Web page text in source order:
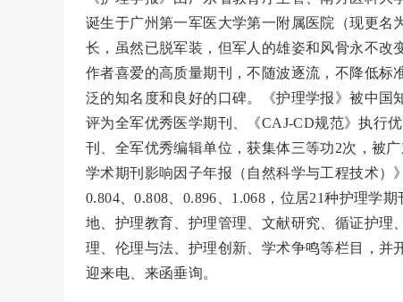
诞生于广州第一军医大学第一附属医院（现更
长，虽然已脱军装，但军人的雄姿和风骨永不改
作者喜爱的高质量期刊，不随波逐流，不降低
泛的知名度和良好的口碑。《护理学报》被中国
评为全军优秀医学期刊、《CAJ-CD规范》执行
刊、全军优秀编辑单位，获集体三等功2次，被
学术期刊影响因子年报（自然科学与工程技术）
0.804、0.808、0.896、1.068，位居21种护理学
地、护理教育、护理管理、文献研究、循证护理
理、伦理与法、护理创新、学术争鸣等栏目，并
迎来电、来函垂询。